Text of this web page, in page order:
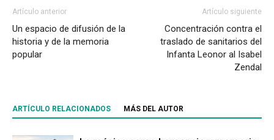
Artículo anterior
Un espacio de difusión de la
historia y de la memoria
popular
Artículo siguiente
Concentración contra el
traslado de sanitarios del
Infanta Leonor al Isabel
Zendal
ARTÍCULO RELACIONADOS MÁS DEL AUTOR